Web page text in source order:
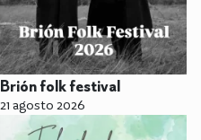
Brión folk festival
21 agosto 2026